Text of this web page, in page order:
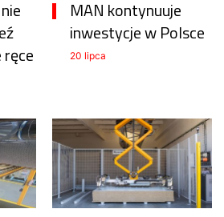
MAN kontynuuje
inwestycje w Polsce
20 lipca